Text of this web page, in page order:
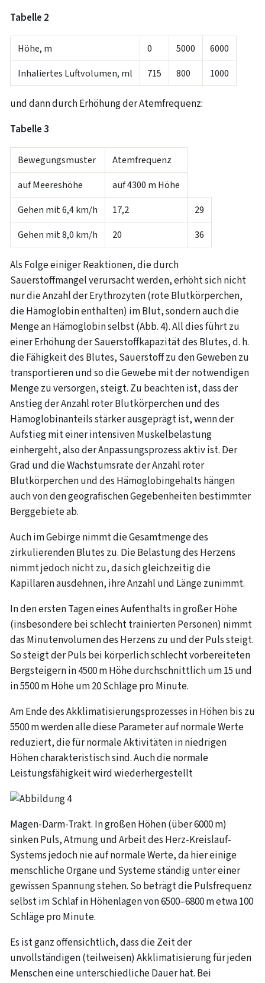
Tabelle 2
Höhe, m 0 5000
6000
Inhaliertes Luftvolumen, ml
715 800 1000
und dann durch Erhöhung der Atemfrequenz:
Tabelle 3
Bewegungsmuster
Atemfrequenz
auf Meereshöhe
auf 4300 m Höhe
Gehen mit 6,4 km/h
17,2
29
Gehen mit 8,0 km/h
20 36
Als Folge einiger Reaktionen, die durch
Sauerstoffmangel verursacht werden, erhöht sich nicht
nur die Anzahl der Erythrozyten (rote Blutkörperchen,
die Hämoglobin enthalten) im Blut, sondern auch die
Menge an Hämoglobin selbst (Abb. 4). All dies führt zu
einer Erhöhung der Sauerstoffkapazität des Blutes, d. h.
die Fähigkeit des Blutes, Sauerstoff zu den Geweben zu
transportieren und so die Gewebe mit der notwendigen
Menge zu versorgen, steigt. Zu beachten ist, dass der
Anstieg der Anzahl roter Blutkörperchen und des
Hämoglobinanteils stärker ausgeprägt ist, wenn der
Aufstieg mit einer intensiven Muskelbelastung
einhergeht, also der Anpassungsprozess aktiv ist. Der
Grad und die Wachstumsrate der Anzahl roter
Blutkörperchen und des Hämoglobingehalts hängen
auch von den geografischen Gegebenheiten bestimmter
Berggebiete ab.
Auch im Gebirge nimmt die Gesamtmenge des
zirkulierenden Blutes zu. Die Belastung des Herzens
nimmt jedoch nicht zu, da sich gleichzeitig die
Kapillaren ausdehnen, ihre Anzahl und Länge zunimmt.
In den ersten Tagen eines Aufenthalts in großer Höhe
(insbesondere bei schlecht trainierten Personen) nimmt
das Minutenvolumen des Herzens zu und der Puls steigt.
So steigt der Puls bei körperlich schlecht vorbereiteten
Bergsteigern in 4500 m Höhe durchschnittlich um 15 und
in 5500 m Höhe um 20 Schläge pro Minute.
Am Ende des Akklimatisierungsprozesses in Höhen bis zu
5500 m werden alle diese Parameter auf normale Werte
reduziert, die für normale Aktivitäten in niedrigen
Höhen charakteristisch sind. Auch die normale
Leistungsfähigkeit wird wiederhergestellt
Magen-Darm-Trakt. In großen Höhen (über 6000 m)
sinken Puls, Atmung und Arbeit des Herz-Kreislauf-
Systems jedoch nie auf normale Werte, da hier einige
menschliche Organe und Systeme ständig unter einer
gewissen Spannung stehen. So beträgt die Pulsfrequenz
selbst im Schlaf in Höhenlagen von 6500–6800 m etwa 100
Schläge pro Minute.
Es ist ganz offensichtlich, dass die Zeit der
unvollständigen (teilweisen) Akklimatisierung für jeden
Menschen eine unterschiedliche Dauer hat. Bei